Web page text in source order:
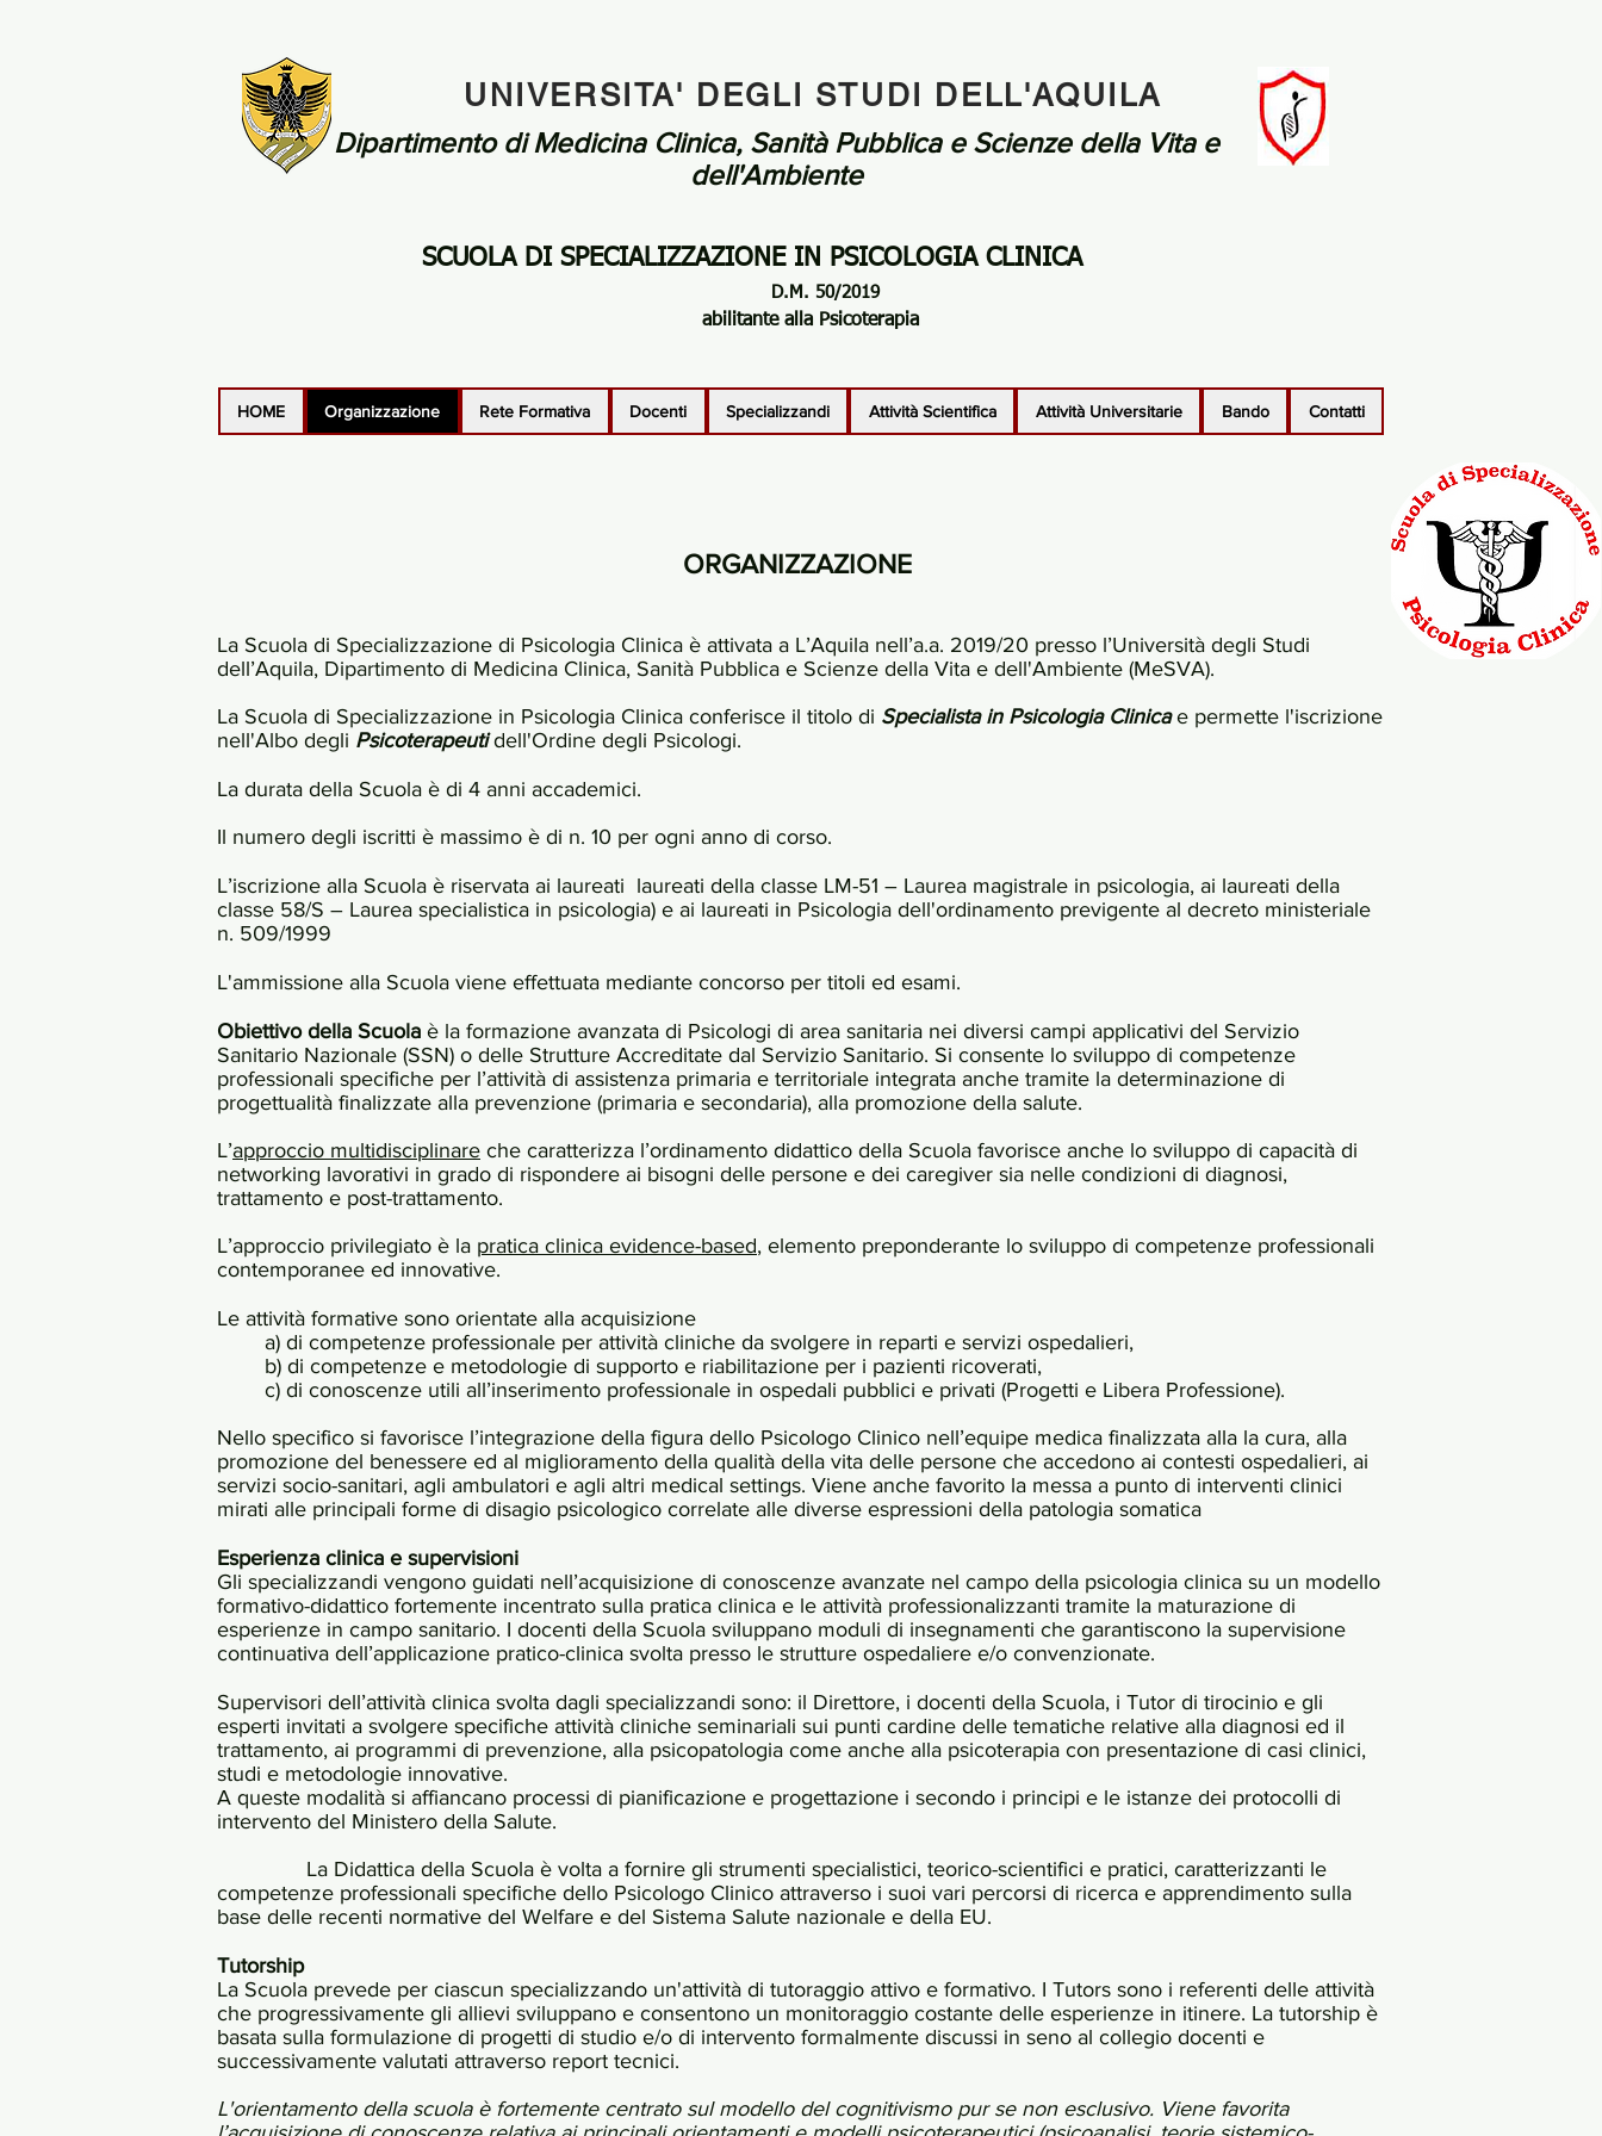
UNIVERSITA' DEGLI STUDI DELL'AQUILA
Dipartimento di Medicina Clinica, Sanità Pubblica e Scienze della Vita e
dell'Ambiente
SCUOLA DI SPECIALIZZAZIONE IN PSICOLOGIA CLINICA
D.M. 50/2019
abilitante alla Psicoterapia
HOME Organizzazione Rete Formativa Docenti Specializzandi Attività Scientifica Attività Universitarie Bando Contatti
ORGANIZZAZIONE
La Scuola di Specializzazione di Psicologia Clinica è attivata a L’Aquila nell’a.a. 2019/20 presso l’Università degli Studi
dell’Aquila, Dipartimento di Medicina Clinica, Sanità Pubblica e Scienze della Vita e dell'Ambiente (MeSVA).
La Scuola di Specializzazione in Psicologia Clinica conferisce il titolo di Specialista in Psicologia Clinicae permette l'iscrizione
nell'Albo degli Psicoterapeutidell'Ordine degli Psicologi.
La durata della Scuola è di 4 anni accademici.
Il numero degli iscritti è massimo è di n. 10 per ogni anno di corso.
L’iscrizione alla Scuola è riservata ai laureati laureati della classe LM-51 – Laurea magistrale in psicologia, ai laureati della
classe 58/S – Laurea specialistica in psicologia) e ai laureati in Psicologia dell'ordinamento previgente al decreto ministeriale
n. 509/1999
L'ammissione alla Scuola viene effettuata mediante concorso per titoli ed esami.
Obiettivo della Scuola è la formazione avanzata di Psicologi di area sanitaria nei diversi campi applicativi del Servizio
Sanitario Nazionale (SSN) o delle Strutture Accreditate dal Servizio Sanitario. Si consente lo sviluppo di competenze
professionali specifiche per l’attività di assistenza primaria e territoriale integrata anche tramite la determinazione di
progettualità finalizzate alla prevenzione (primaria e secondaria), alla promozione della salute.
L’approccio multidisciplinare che caratterizza l’ordinamento didattico della Scuola favorisce anche lo sviluppo di capacità di
networking lavorativi in grado di rispondere ai bisogni delle persone e dei caregiver sia nelle condizioni di diagnosi,
trattamento e post-trattamento.
L’approccio privilegiato è la pratica clinica evidence-based, elemento preponderante lo sviluppo di competenze professionali
contemporanee ed innovative.
Le attività formative sono orientate alla acquisizione
a) di competenze professionale per attività cliniche da svolgere in reparti e servizi ospedalieri,
b) di competenze e metodologie di supporto e riabilitazione per i pazienti ricoverati,
c) di conoscenze utili all’inserimento professionale in ospedali pubblici e privati (Progetti e Libera Professione).
Nello specifico si favorisce l’integrazione della figura dello Psicologo Clinico nell’equipe medica finalizzata alla la cura, alla
promozione del benessere ed al miglioramento della qualità della vita delle persone che accedono ai contesti ospedalieri, ai
servizi socio-sanitari, agli ambulatori e agli altri medical settings. Viene anche favorito la messa a punto di interventi clinici
mirati alle principali forme di disagio psicologico correlate alle diverse espressioni della patologia somatica
Esperienza clinica e supervisioni
Gli specializzandi vengono guidati nell’acquisizione di conoscenze avanzate nel campo della psicologia clinica su un modello
formativo-didattico fortemente incentrato sulla pratica clinica e le attività professionalizzanti tramite la maturazione di
esperienze in campo sanitario. I docenti della Scuola sviluppano moduli di insegnamenti che garantiscono la supervisione
continuativa dell’applicazione pratico-clinica svolta presso le strutture ospedaliere e/o convenzionate.
Supervisori dell’attività clinica svolta dagli specializzandi sono: il Direttore, i docenti della Scuola, i Tutor di tirocinio e gli
esperti invitati a svolgere specifiche attività cliniche seminariali sui punti cardine delle tematiche relative alla diagnosi ed il
trattamento, ai programmi di prevenzione, alla psicopatologia come anche alla psicoterapia con presentazione di casi clinici,
studi e metodologie innovative.
A queste modalità si affiancano processi di pianificazione e progettazione i secondo i principi e le istanze dei protocolli di
intervento del Ministero della Salute.
La Didattica della Scuola è volta a fornire gli strumenti specialistici, teorico-scientifici e pratici, caratterizzanti le
competenze professionali specifiche dello Psicologo Clinico attraverso i suoi vari percorsi di ricerca e apprendimento sulla
base delle recenti normative del Welfare e del Sistema Salute nazionale e della EU.
Tutorship
La Scuola prevede per ciascun specializzando un'attività di tutoraggio attivo e formativo. I Tutors sono i referenti delle attività
che progressivamente gli allievi sviluppano e consentono un monitoraggio costante delle esperienze in itinere. La tutorship è
basata sulla formulazione di progetti di studio e/o di intervento formalmente discussi in seno al collegio docenti e
successivamente valutati attraverso report tecnici.
L'orientamento della scuola è fortemente centrato sul modello del cognitivismo pur se non esclusivo. Viene favorita